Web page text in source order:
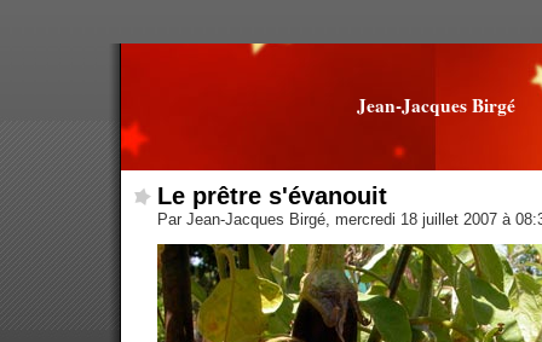
Jean-Jacques Birgé
Le prêtre s'évanouit
Par Jean-Jacques Birgé, mercredi 18 juillet 2007 à